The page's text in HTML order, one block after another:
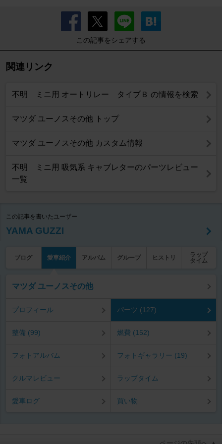
この記事をシェアする
関連リンク
不明 ミニ用 オートリレー タイプＢ の情報を検索
マツダ ユーノスその他 トップ
マツダ ユーノスその他 カスタム情報
不明 ミニ用 吸気系 キャブレターのパーツレビュー
一覧
この記事を書いたユーザー
YAMA GUZZI
ブログ 愛車紹介 アルバム グループ ヒストリ
ラップ
タイム
マツダ ユーノスその他
プロフィール パーツ (127)
整備 (99) 燃費 (152)
フォトアルバム フォトギャラリー (19)
クルマレビュー ラップタイム
愛車ログ 買い物